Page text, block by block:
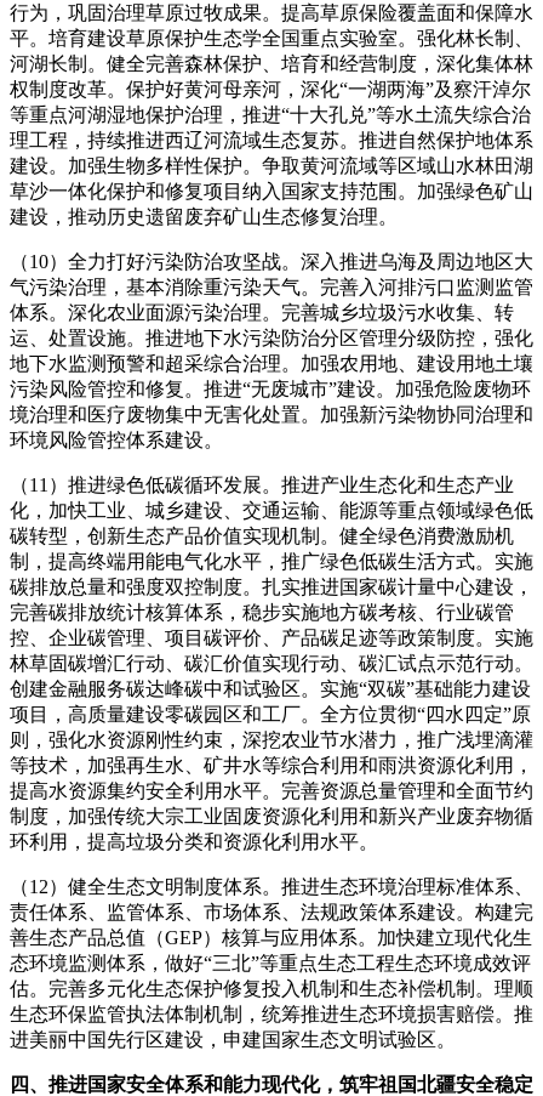
行为，巩固治理草原过牧成果。提高草原保险覆盖面和保障水
平。培育建设草原保护生态学全国重点实验室。强化林长制、
河湖长制。健全完善森林保护、培育和经营制度，深化集体林
权制度改革。保护好黄河母亲河，深化“一湖两海”及察汗淖尔
等重点河湖湿地保护治理，推进“十大孔兑”等水土流失综合治
理工程，持续推进西辽河流域生态复苏。推进自然保护地体系
建设。加强生物多样性保护。争取黄河流域等区域山水林田湖
草沙一体化保护和修复项目纳入国家支持范围。加强绿色矿山
建设，推动历史遗留废弃矿山生态修复治理。
（10）全力打好污染防治攻坚战。深入推进乌海及周边地区大
气污染治理，基本消除重污染天气。完善入河排污口监测监管
体系。深化农业面源污染治理。完善城乡垃圾污水收集、转
运、处置设施。推进地下水污染防治分区管理分级防控，强化
地下水监测预警和超采综合治理。加强农用地、建设用地土壤
污染风险管控和修复。推进“无废城市”建设。加强危险废物环
境治理和医疗废物集中无害化处置。加强新污染物协同治理和
环境风险管控体系建设。
（11）推进绿色低碳循环发展。推进产业生态化和生态产业
化，加快工业、城乡建设、交通运输、能源等重点领域绿色低
碳转型，创新生态产品价值实现机制。健全绿色消费激励机
制，提高终端用能电气化水平，推广绿色低碳生活方式。实施
碳排放总量和强度双控制度。扎实推进国家碳计量中心建设，
完善碳排放统计核算体系，稳步实施地方碳考核、行业碳管
控、企业碳管理、项目碳评价、产品碳足迹等政策制度。实施
林草固碳增汇行动、碳汇价值实现行动、碳汇试点示范行动。
创建金融服务碳达峰碳中和试验区。实施“双碳”基础能力建设
项目，高质量建设零碳园区和工厂。全方位贯彻“四水四定”原
则，强化水资源刚性约束，深挖农业节水潜力，推广浅埋滴灌
等技术，加强再生水、矿井水等综合利用和雨洪资源化利用，
提高水资源集约安全利用水平。完善资源总量管理和全面节约
制度，加强传统大宗工业固废资源化利用和新兴产业废弃物循
环利用，提高垃圾分类和资源化利用水平。
（12）健全生态文明制度体系。推进生态环境治理标准体系、
责任体系、监管体系、市场体系、法规政策体系建设。构建完
善生态产品总值（GEP）核算与应用体系。加快建立现代化生
态环境监测体系，做好“三北”等重点生态工程生态环境成效评
估。完善多元化生态保护修复投入机制和生态补偿机制。理顺
生态环保监管执法体制机制，统筹推进生态环境损害赔偿。推
进美丽中国先行区建设，申建国家生态文明试验区。
四、推进国家安全体系和能力现代化，筑牢祖国北疆安全稳定